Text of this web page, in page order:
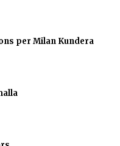
per Milan Kundera